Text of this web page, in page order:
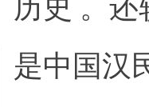
历史 。
是中国汉